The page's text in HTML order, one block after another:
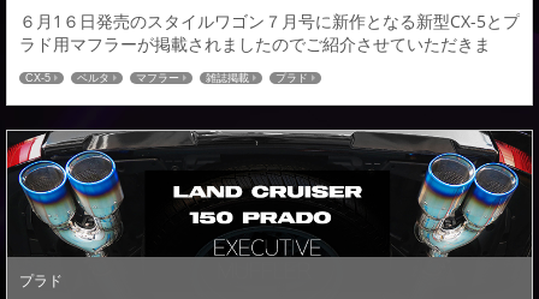
６月1６日発売のスタイルワゴン７月号に新作となる新型CX-5とプ
ラド用マフラーが掲載されましたのでご紹介させていただきま
す。 ランドクルーザー １５０プラド用 エグゼクティブマフラー
MAZDA CX-5 KFEP/KF5P/KF2P R03.10～ M/C後【発売商品】■フ
ロントハーフスポイラー 純正の「シンプルで研ぎ澄まされた美し
さ」を生かしながらもダクト＆フラップ＆リップをバランスよく
融合した...
CX-5 ベルタ マフラー 雑誌掲載 プラド
プラド